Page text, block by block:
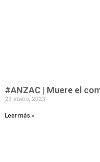
#ANZAC | Muere el
23 enero, 2023
Leer más »